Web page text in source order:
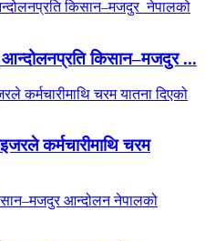
आन्दोलनप्रति किसान–मजदुर ...
कर्मचारीमाथि चरम